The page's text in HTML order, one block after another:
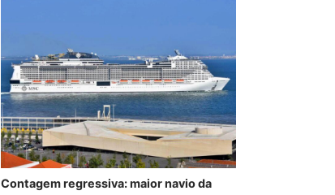
Contagem regressiva: maior navio da